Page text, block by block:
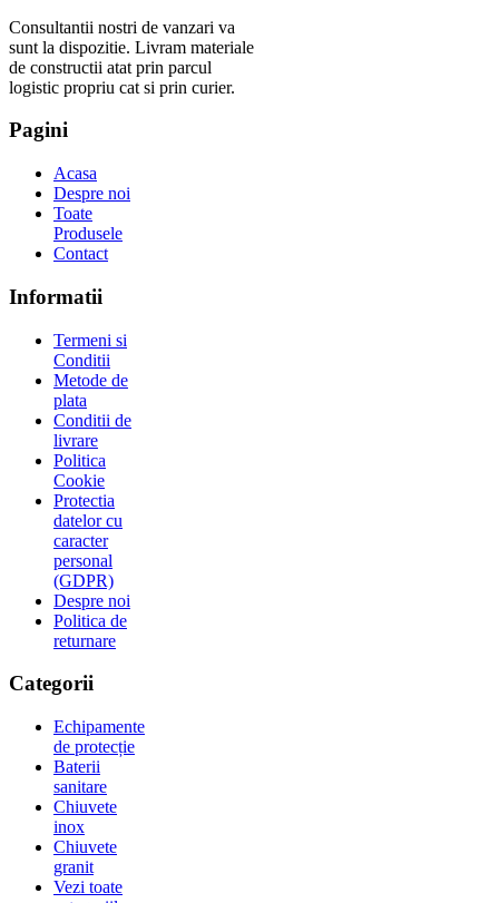
Consultantii nostri de vanzari va
sunt la dispozitie. Livram materiale
de constructii atat prin parcul
logistic propriu cat si prin curier.
Pagini
Acasa
Despre noi
Toate
Produsele
Contact
Informatii
Termeni si
Conditii
Metode de
plata
Conditii de
livrare
Politica
Cookie
Protectia
datelor cu
caracter
personal
(GDPR)
Despre noi
Politica de
returnare
Categorii
Echipamente
de protecție
Baterii
sanitare
Chiuvete
inox
Chiuvete
granit
Vezi toate